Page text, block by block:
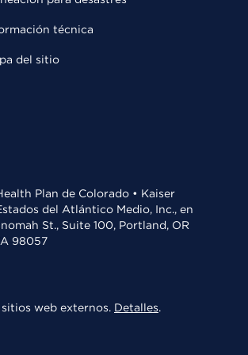
técnica
del sitio
Plan de Colorado • Kaiser
del Atlántico Medio, Inc., en
St., Suite 100, Portland, OR
98057
web externos. Detalles.